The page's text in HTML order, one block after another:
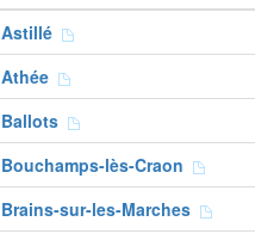
Astillé
Athée
Ballots
Bouchamps-lès-Craon
Brains-sur-les-Marches